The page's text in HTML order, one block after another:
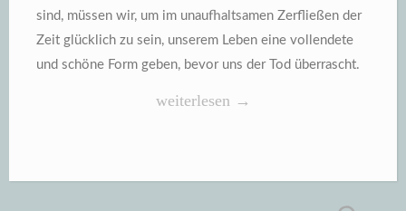
sind, müssen wir, um im unaufhaltsamen Zerfließen der
Zeit glücklich zu sein, unserem Leben eine vollendete
und schöne Form geben, bevor uns der Tod überrascht.
„Dem
vollendete
weiterlesen →